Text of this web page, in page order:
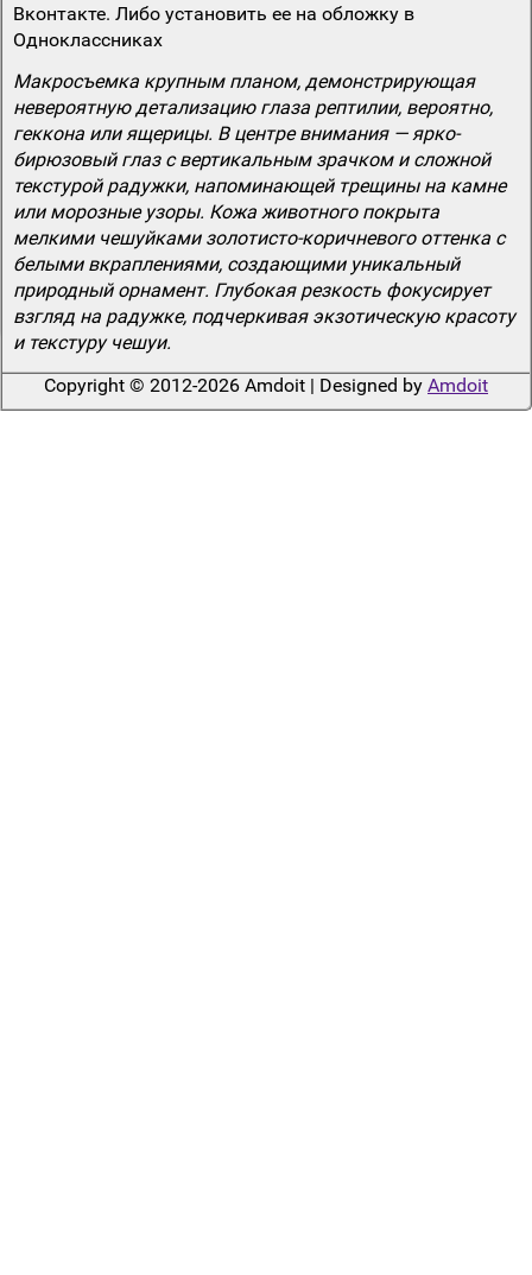
Вконтакте. Либо установить ее на обложку в
Одноклассниках
Макросъемка крупным планом, демонстрирующая
невероятную детализацию глаза рептилии, вероятно,
геккона или ящерицы. В центре внимания — ярко-
бирюзовый глаз с вертикальным зрачком и сложной
текстурой радужки, напоминающей трещины на камне
или морозные узоры. Кожа животного покрыта
мелкими чешуйками золотисто-коричневого оттенка с
белыми вкраплениями, создающими уникальный
природный орнамент. Глубокая резкость фокусирует
взгляд на радужке, подчеркивая экзотическую красоту
и текстуру чешуи.
Copyright © 2012-2026 Amdoit | Designed by Amdoit